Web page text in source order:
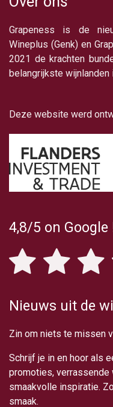
Grapeness is de
Wineplus (Genk) en
2021 de krachten
belangrijkste wijnlanden
Deze website werd
4,8/5 on Google
Nieuws uit de
Zin om niets te missen
Schrijf je in en hoor als
promoties,
smaakvolle inspiratie.
smaak.